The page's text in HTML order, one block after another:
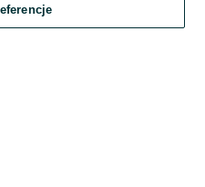
z dostawców wskazanych powyżej,
w jego aktualnym brzmieniu.